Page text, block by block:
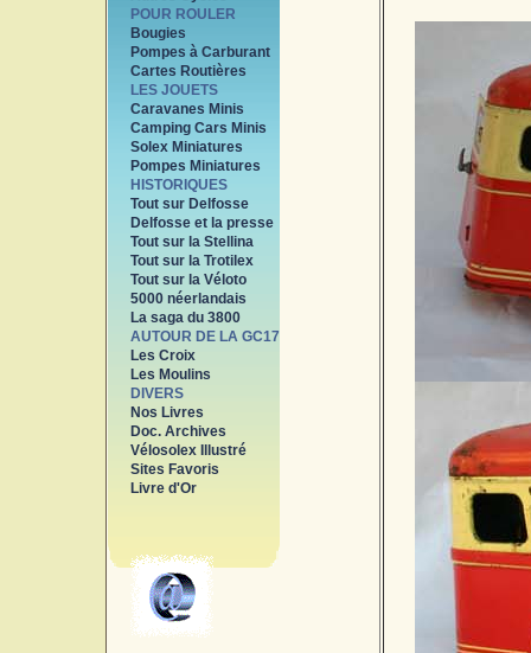
POUR ROULER
Bougies
Pompes à Carburant
Cartes Routières
LES JOUETS
Caravanes Minis
Camping Cars Minis
Solex Miniatures
Pompes Miniatures
HISTORIQUES
Tout sur Delfosse
Delfosse et la presse
Tout sur la Stellina
Tout sur la Trotilex
Tout sur la Véloto
5000 néerlandais
La saga du 3800
AUTOUR DE LA GC17
Les Croix
Les Moulins
DIVERS
Nos Livres
Doc. Archives
Vélosolex Illustré
Sites Favoris
Livre d'Or